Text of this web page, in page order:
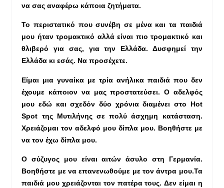
να σας αναφέρω κάποια ζητήματα.
Το περιστατικό που συνέβη σε μένα και τα παιδιά
μου ήταν τρομακτικό αλλά είναι πιο τρομακτικό και
θλιβερό για σας, για την Ελλάδα. Δυσφημεί την
Ελλάδα κι εσάς. Να προσέχετε.
Είμαι μια γυναίκα με τρία ανήλικα παιδιά που δεν
έχουμε κάποιον να μας προστατεύσει. Ο αδελφός
μου εδώ και σχεδόν δύο χρόνια διαμένει στο Hot
Spot της Μυτιλήνης σε πολύ άσχημη κατάσταση.
Χρειάζομαι τον αδελφό μου δίπλα μου. Βοηθήστε με
να τον έχω δίπλα μου.
Ο σύζυγος μου είναι αιτών άσυλο στη Γερμανία.
Βοηθήστε με να επανενωθούμε με τον άντρα μου.Τα
παιδιά μου χρειάζονται τον πατέρα τους.Δεν είμαι η